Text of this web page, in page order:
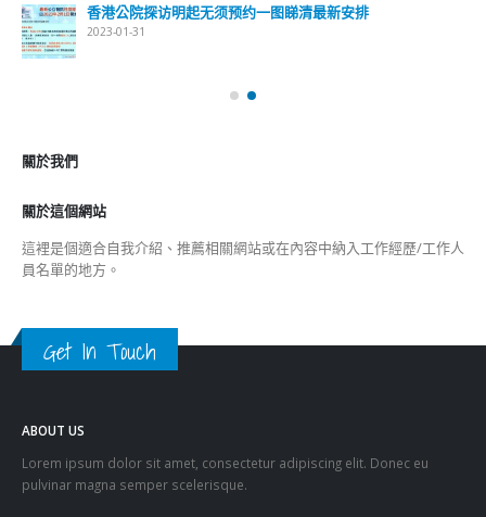
香港公院探访明起无须预约一图睇清最新安排
2023-01-31
關於我們
關於這個網站
這裡是個適合自我介紹、推薦相關網站或在內容中納入工作經歷/工作人
員名單的地方。
Get In Touch
ABOUT US
Lorem ipsum dolor sit amet, consectetur adipiscing elit. Donec eu
pulvinar magna semper scelerisque.